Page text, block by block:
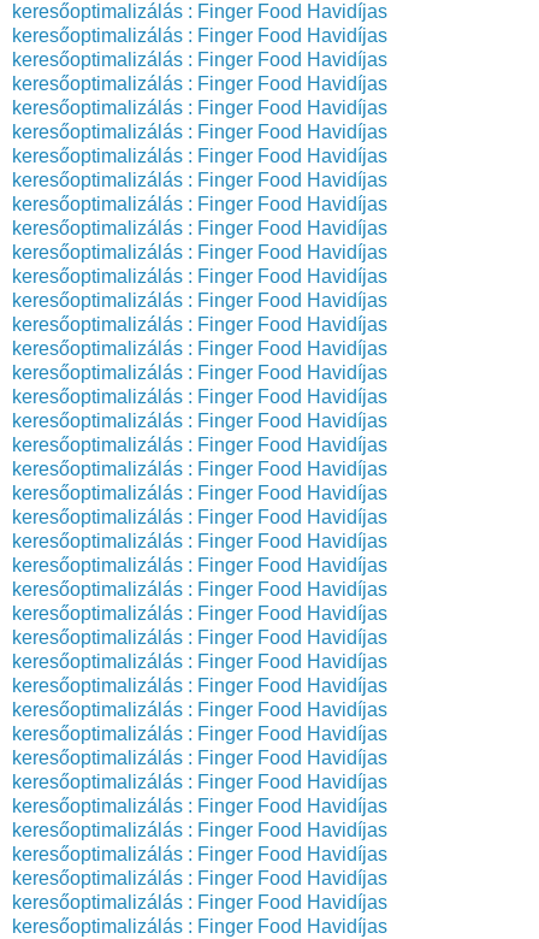
keresőoptimalizálás : Finger Food Havidíjas
keresőoptimalizálás : Finger Food Havidíjas
keresőoptimalizálás : Finger Food Havidíjas
keresőoptimalizálás : Finger Food Havidíjas
keresőoptimalizálás : Finger Food Havidíjas
keresőoptimalizálás : Finger Food Havidíjas
keresőoptimalizálás : Finger Food Havidíjas
keresőoptimalizálás : Finger Food Havidíjas
keresőoptimalizálás : Finger Food Havidíjas
keresőoptimalizálás : Finger Food Havidíjas
keresőoptimalizálás : Finger Food Havidíjas
keresőoptimalizálás : Finger Food Havidíjas
keresőoptimalizálás : Finger Food Havidíjas
keresőoptimalizálás : Finger Food Havidíjas
keresőoptimalizálás : Finger Food Havidíjas
keresőoptimalizálás : Finger Food Havidíjas
keresőoptimalizálás : Finger Food Havidíjas
keresőoptimalizálás : Finger Food Havidíjas
keresőoptimalizálás : Finger Food Havidíjas
keresőoptimalizálás : Finger Food Havidíjas
keresőoptimalizálás : Finger Food Havidíjas
keresőoptimalizálás : Finger Food Havidíjas
keresőoptimalizálás : Finger Food Havidíjas
keresőoptimalizálás : Finger Food Havidíjas
keresőoptimalizálás : Finger Food Havidíjas
keresőoptimalizálás : Finger Food Havidíjas
keresőoptimalizálás : Finger Food Havidíjas
keresőoptimalizálás : Finger Food Havidíjas
keresőoptimalizálás : Finger Food Havidíjas
keresőoptimalizálás : Finger Food Havidíjas
keresőoptimalizálás : Finger Food Havidíjas
keresőoptimalizálás : Finger Food Havidíjas
keresőoptimalizálás : Finger Food Havidíjas
keresőoptimalizálás : Finger Food Havidíjas
keresőoptimalizálás : Finger Food Havidíjas
keresőoptimalizálás : Finger Food Havidíjas
keresőoptimalizálás : Finger Food Havidíjas
keresőoptimalizálás : Finger Food Havidíjas
keresőoptimalizálás : Finger Food Havidíjas